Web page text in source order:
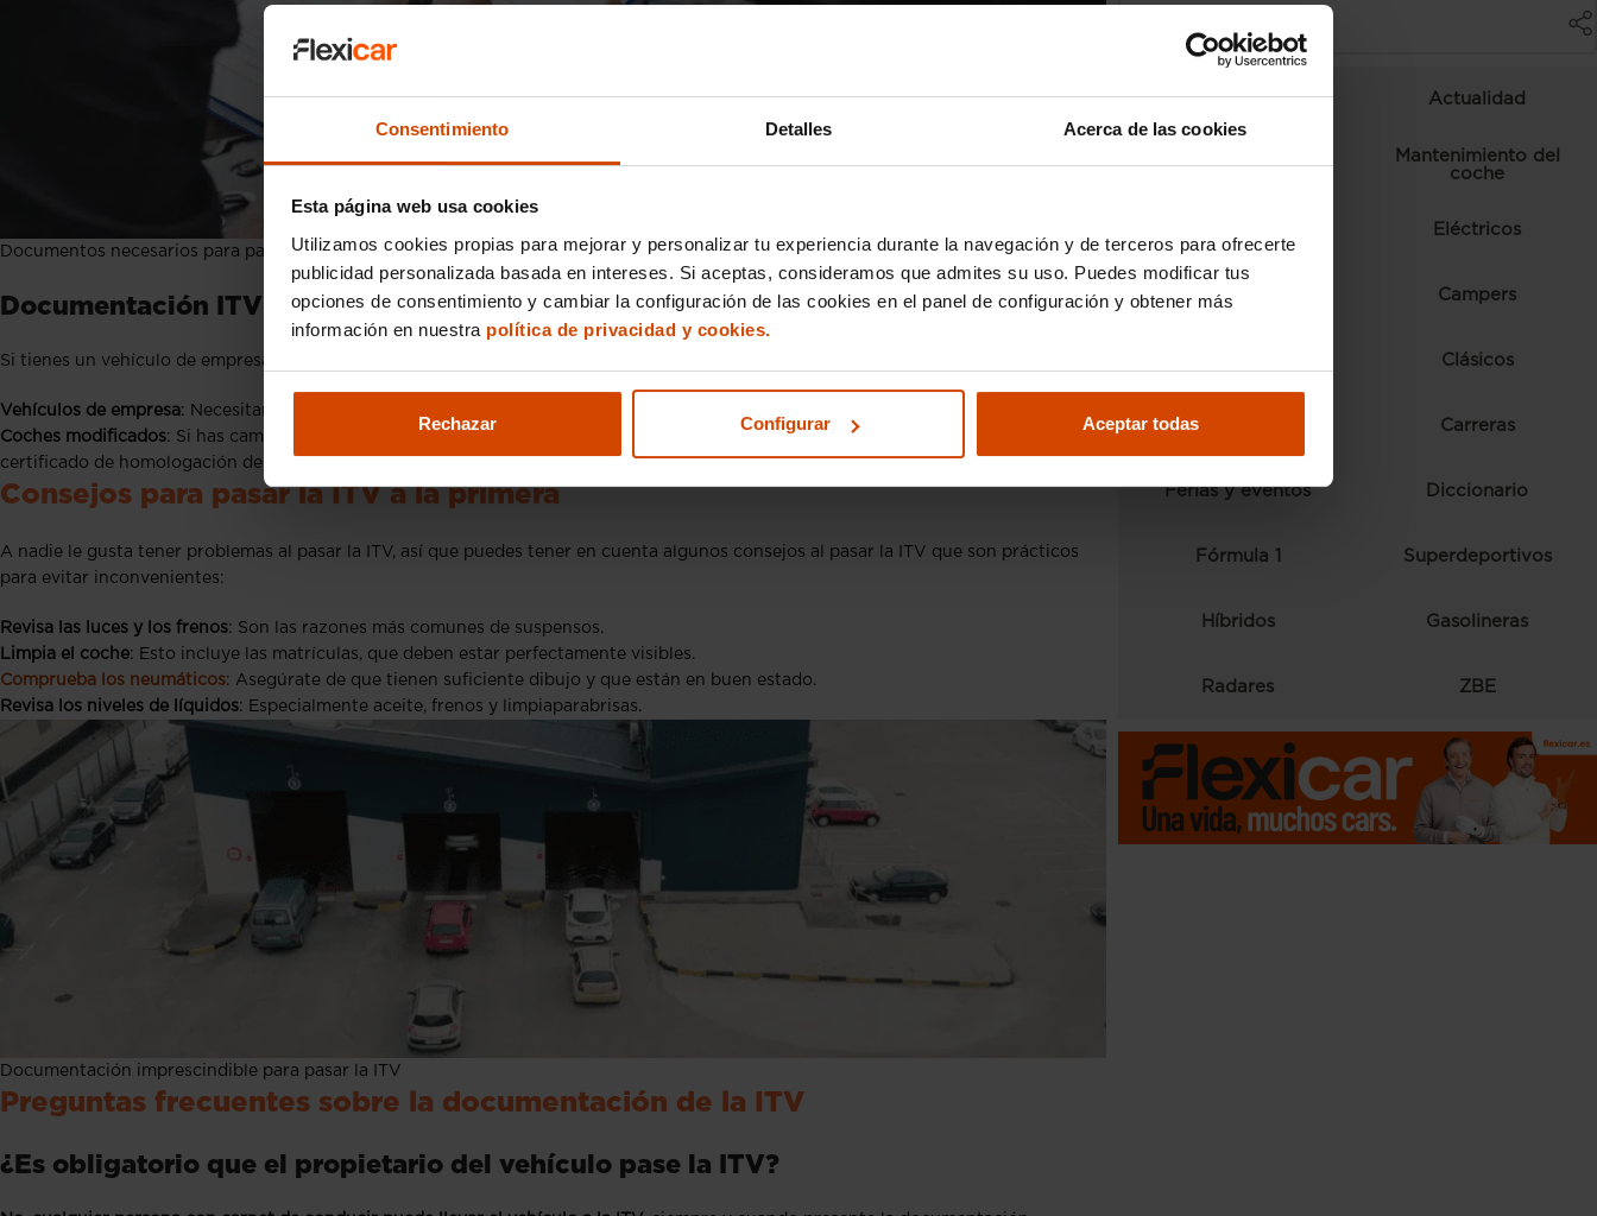
Consentimiento Detalles Acerca de las cookies
Esta página web usa cookies
Utilizamos cookies propias para mejorar y personalizar tu experiencia durante la navegación y de terceros para ofrecerte
publicidad personalizada basada en intereses. Si aceptas, consideramos que admites su uso. Puedes modificar tus
opciones de consentimiento y cambiar la configuración de las cookies en el panel de configuración y obtener más
información en nuestra política de privacidad y cookies.
Rechazar Configurar Aceptar todas
Documentos necesarios para pasar la ITV
Documentación ITV: Casos especiales
Si tienes un vehículo de empresa o has hecho modificaciones a tu coche, la cosa cambia un poco:
Vehículos de empresa: Necesitarás llevar el CIF de la empresa, además de la documentación habitual.
Coches modificados: Si has cambiado algo importante en el coche (como la carrocería o el motor), también deberás presentar un
certificado de homologación de esas modificaciones.
Consejos para pasar la ITV a la primera
A nadie le gusta tener problemas al pasar la ITV, así que puedes tener en cuenta algunos consejos al pasar la ITV que son prácticos
para evitar inconvenientes:
Revisa las luces y los frenos: Son las razones más comunes de suspensos.
Limpia el coche: Esto incluye las matrículas, que deben estar perfectamente visibles.
Comprueba los neumáticos: Asegúrate de que tienen suficiente dibujo y que están en buen estado.
Revisa los niveles de líquidos: Especialmente aceite, frenos y limpiaparabrisas.
Documentación imprescindible para pasar la ITV
Preguntas frecuentes sobre la documentación de la ITV
¿Es obligatorio que el propietario del vehículo pase la ITV?
Autoescuela
Curiosidades Actualidad
Ranking
Mantenimiento del
coche
Eléctricos
Comparativas Campers
Clásicos
Autoescuela Carreras
Ferias y eventos Diccionario
Fórmula 1 Superdeportivos
Híbridos Gasolineras
Radares ZBE